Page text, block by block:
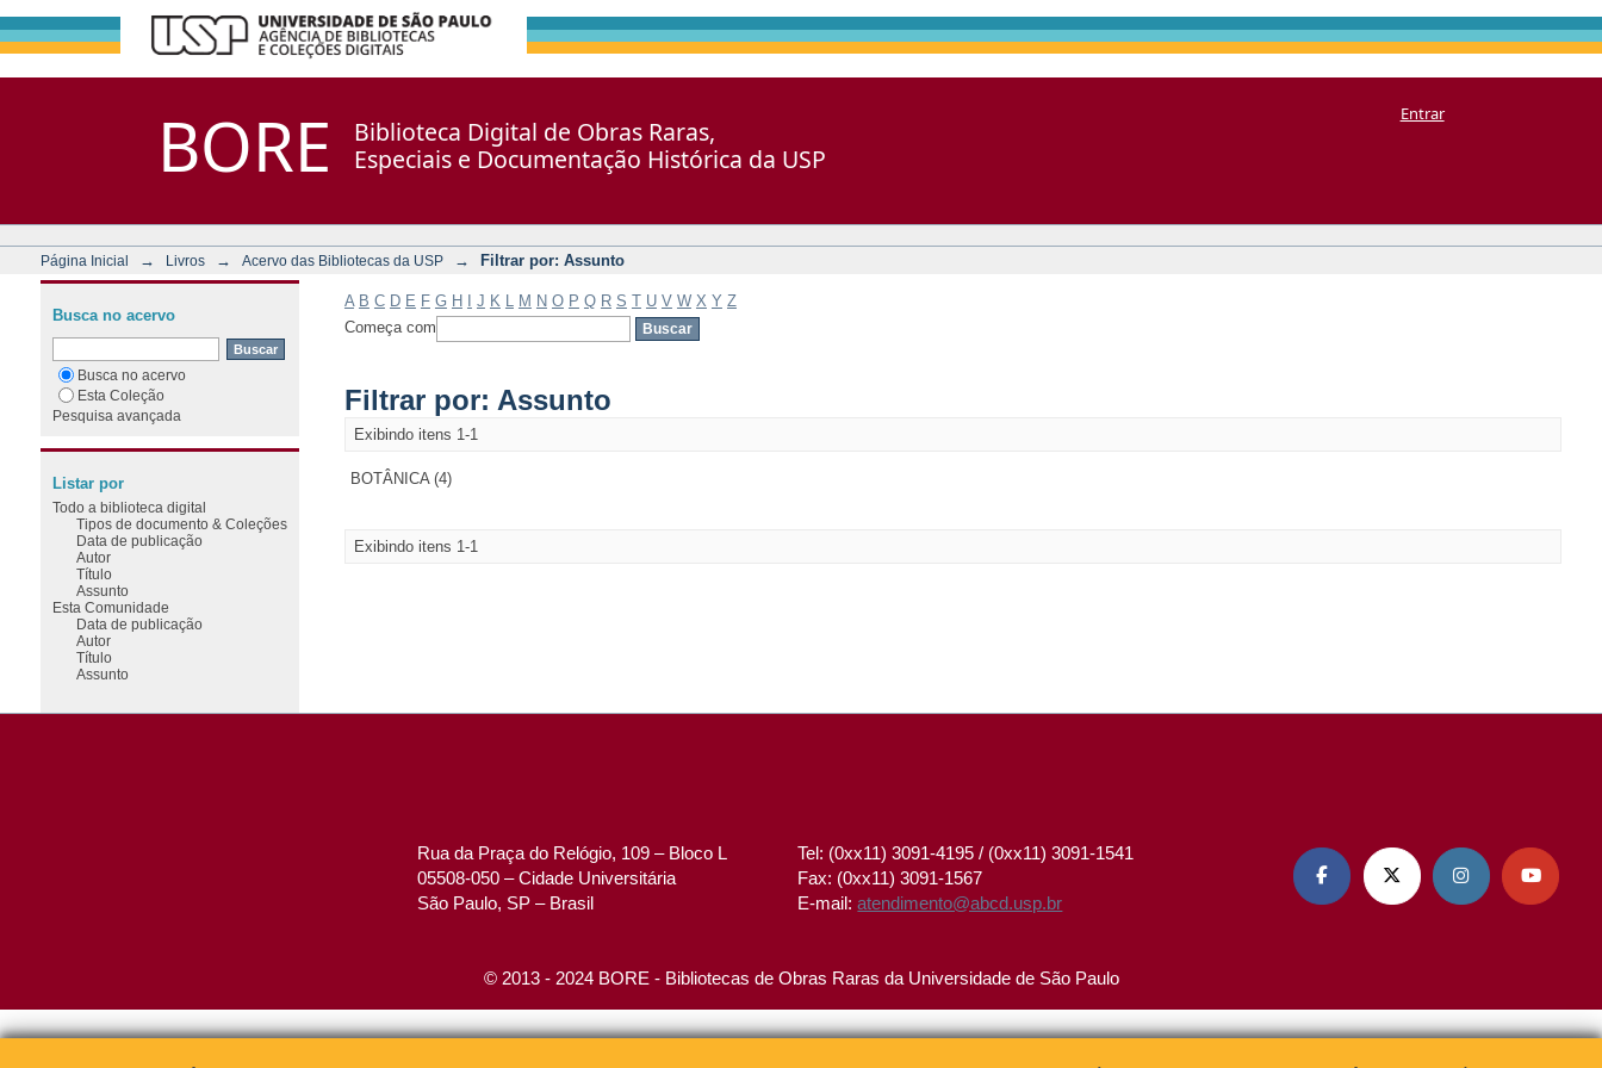
BORE
Biblioteca Digital de Obras Raras,
Especiais e Documentação Histórica da USP
Entrar
Página Inicial → Livros → Acervo das Bibliotecas da USP → Filtrar por: Assunto
A B C D E F G H J K M N O P Q R S T U V W X Y Z
Começa com
Filtrar por: Assunto
Exibindo itens 1-1
BOTÂNICA (4)
Exibindo itens 1-1
Busca no acervo
Busca no acervo
Esta Coleção
Pesquisa avançada
Listar por
Todo a biblioteca digital
Tipos de documento & Coleções
Data de publicação
Autor
Título
Assunto
Esta Comunidade
Data de publicação
Autor
Título
Assunto
Rua da Praça do Relógio, 109 – Bloco L
05508-050 – Cidade Universitária
São Paulo, SP – Brasil
Tel: (0xx11) 3091-4195 / (0xx11) 3091-1541
Fax: (0xx11) 3091-1567
E-mail:atendimento@abcd.usp.br
   
© 2013 - 2024 BORE - Bibliotecas de Obras Raras da Universidade de São Paulo